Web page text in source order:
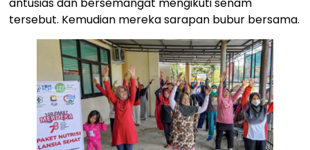
tersebut. Kemudian mereka sarapan bubur bersama.